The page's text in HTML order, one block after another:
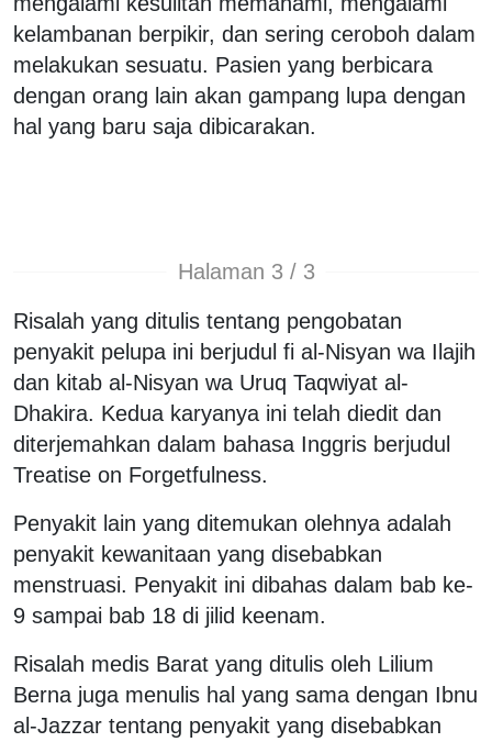
kelambanan berpikir, dan sering ceroboh dalam
melakukan sesuatu. Pasien yang berbicara
dengan orang lain akan gampang lupa dengan
hal yang baru saja dibicarakan.
Halaman 3 / 3
Risalah yang ditulis tentang pengobatan
penyakit pelupa ini berjudul fi al-Nisyan wa Ilajih
dan kitab al-Nisyan wa Uruq Taqwiyat al-
Dhakira. Kedua karyanya ini telah diedit dan
diterjemahkan dalam bahasa Inggris berjudul
Treatise on Forgetfulness.
Penyakit lain yang ditemukan olehnya adalah
penyakit kewanitaan yang disebabkan
menstruasi. Penyakit ini dibahas dalam bab ke-
9 sampai bab 18 di jilid keenam.
Risalah medis Barat yang ditulis oleh Lilium
Berna juga menulis hal yang sama dengan Ibnu
al-Jazzar tentang penyakit yang disebabkan